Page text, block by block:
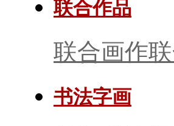
联合作品
联合画作
书法字画